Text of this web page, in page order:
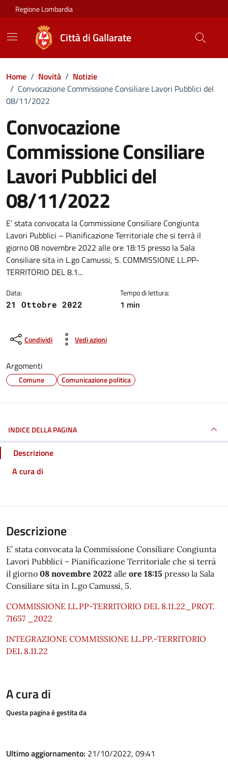
Vai ai contenuti
Vai al footer
Regione Lombardia
Città di Gallarate
Home / Novità / Notizie
/ Convocazione Commissione Consiliare Lavori Pubblici del
08/11/2022
Convocazione
Commissione Consiliare
Lavori Pubblici del
08/11/2022
Dettagli della notizia
E’ stata convocata la Commissione Consiliare Congiunta
Lavori Pubblici – Pianificazione Territoriale che si terrà il
giorno 08 novembre 2022 alle ore 18:15 presso la Sala
Consiliare sita in L.go Camussi, 5. COMMISSIONE LL.PP-
TERRITORIO DEL 8.1...
Data:
21 Ottobre 2022
Tempo di lettura:
1 min
Condividi Vedi azioni
Argomenti
Comune Comunicazione politica
INDICE DELLA PAGINA
Descrizione
A cura di
Descrizione
E’ stata convocata la Commissione Consiliare Congiunta
Lavori Pubblici – Pianificazione Territoriale che si terrà
il giorno 08 novembre 2022 alle ore 18:15 presso la Sala
Consiliare sita in L.go Camussi, 5.
COMMISSIONE LL.PP-TERRITORIO DEL 8.11.22_PROT.
71657 _2022
INTEGRAZIONE COMMISSIONE LL.PP.-TERRITORIO
DEL 8.11.22
A cura di
Questa pagina è gestita da
Ultimo aggiornamento: 21/10/2022, 09:41